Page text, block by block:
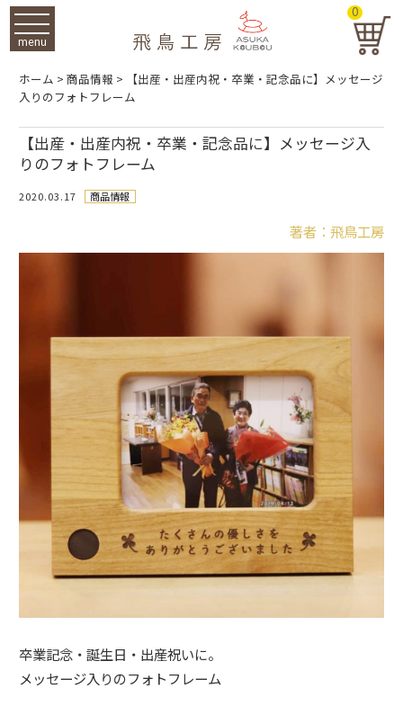
menu
0
ホーム > 商品情報 >
【出産・出産内祝・卒業・記念品に】メッセージ
入りのフォトフレーム
【出産・出産内祝・卒業・記念品に】メッセージ入
りのフォトフレーム
2020.03.17 商品情報
著者：飛鳥工房
卒業記念・誕生日・出産祝いに。
メッセージ入りのフォトフレーム